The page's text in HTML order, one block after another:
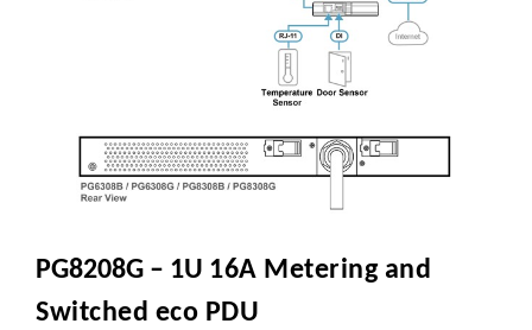
PG8208G – 1U 16A Metering and
Switched eco PDU